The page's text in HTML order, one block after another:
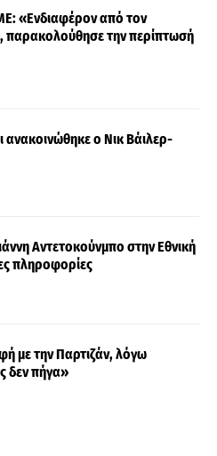
«Ενδιαφέρον από τον
παρακολούθησε την περίπτωσή
ανακοινώθηκε ο Νικ Βάιλερ-
Αντετοκούνμπο στην Εθνική
πληροφορίες
με την Παρτιζάν, λόγω
δεν πήγα»